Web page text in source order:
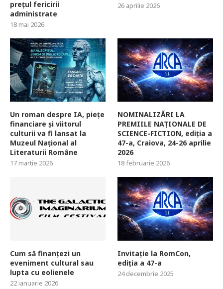
prețul fericirii
administrate
18 mai 2026
26 aprilie 2026
Un roman despre IA, piețe
financiare și viitorul
culturii va fi lansat la
Muzeul Național al
Literaturii Române
17 martie 2026
NOMINALIZĂRI LA
PREMIILE NAȚIONALE DE
SCIENCE-FICTION, ediția a
47-a, Craiova, 24-26 aprilie
2026
18 februarie 2026
Cum să finanțezi un
eveniment cultural sau
lupta cu eolienele
22 ianuarie 2026
Invitație la RomCon,
ediția a 47-a
24 decembrie 2025